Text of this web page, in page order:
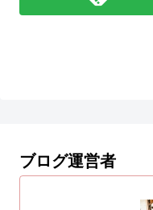
ブログ運営者